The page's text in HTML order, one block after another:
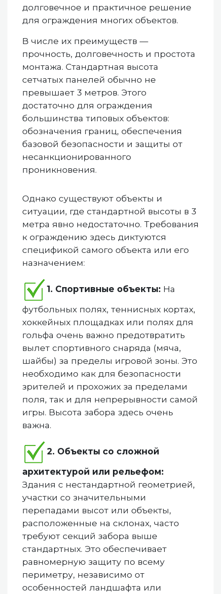
долговечное и практичное решение
для ограждения многих объектов.
В числе их преимуществ —
прочность, долговечность и простота
монтажа. Стандартная высота
сетчатых панелей обычно не
превышает 3 метров. Этого
достаточно для ограждения
большинства типовых объектов:
обозначения границ, обеспечения
базовой безопасности и защиты от
несанкционированного
проникновения.
Однако существуют объекты и
ситуации, где стандартной высоты в 3
метра явно недостаточно. Требования
к ограждению здесь диктуются
спецификой самого объекта или его
назначением:
1. Спортивные объекты: На
футбольных полях, теннисных кортах,
хоккейных площадках или полях для
гольфа очень важно предотвратить
вылет спортивного снаряда (мяча,
шайбы) за пределы игровой зоны. Это
необходимо как для безопасности
зрителей и прохожих за пределами
поля, так и для непрерывности самой
игры. Высота забора здесь очень
важна.
2. Объекты со сложной
архитектурой или рельефом:
Здания с нестандартной геометрией,
участки со значительными
перепадами высот или объекты,
расположенные на склонах, часто
требуют секций забора выше
стандартных. Это обеспечивает
равномерную защиту по всему
периметру, независимо от
особенностей ландшафта или